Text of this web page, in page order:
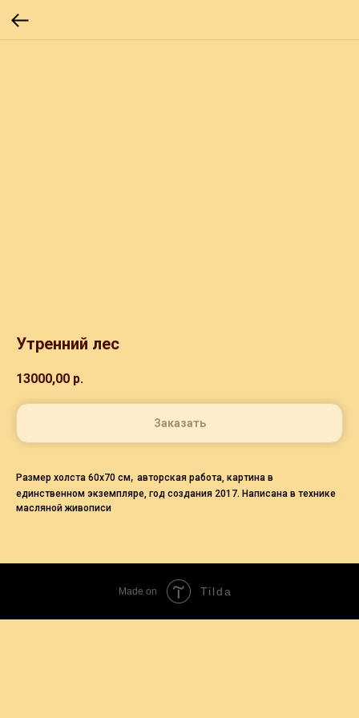
Утренний лес
13000,00 р.
Заказать
Размер холста 60х70 см, авторская работа, картина в
единственном экземпляре, год создания 2017. Написана в технике
масляной живописи
Made on Tilda